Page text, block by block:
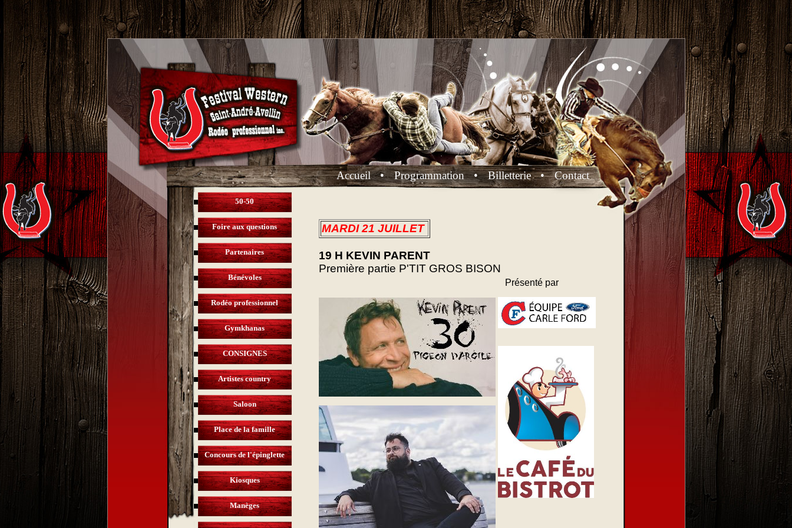
Accueil • Programmation • Billetterie • Contact
50-50
Foire aux questions
Partenaires
Bénévoles
Rodéo professionnel
Gymkhanas
CONSIGNES
Artistes country
Saloon
Place de la famille
Concours de l'épinglette
Kiosques
Manèges
MARDI 21 JUILLET
19 H KEVIN PARENT
Première partie P'TIT GROS BISON
Présenté par